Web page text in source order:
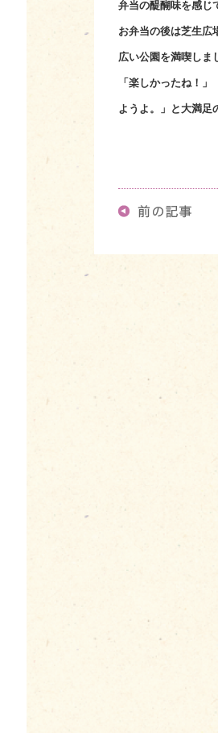
弁当の醍醐味を感じ
お弁当の後は芝生広
広い公園を満喫しま
「楽しかったね！
ようよ。」と大満足